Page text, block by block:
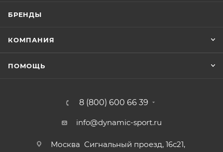
БРЕНДЫ
КОМПАНИЯ
ПОМОЩЬ
8 (800) 600 66 39
info@dynamic-sport.ru
Москва Сигнальный проезд, 16с21,